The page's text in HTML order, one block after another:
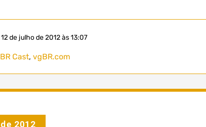
12 de julho de 2012 às 13:07
Cast, vgBR.com
2012